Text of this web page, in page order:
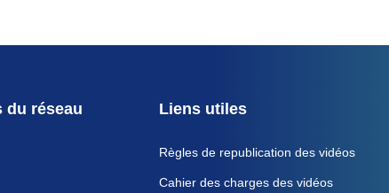
du réseau
Liens utiles
Règles de republication des vidéos
Cahier des charges des vidéos